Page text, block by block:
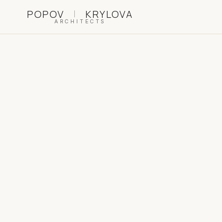
POPOV | KRYLOVA
ARCHITECTS